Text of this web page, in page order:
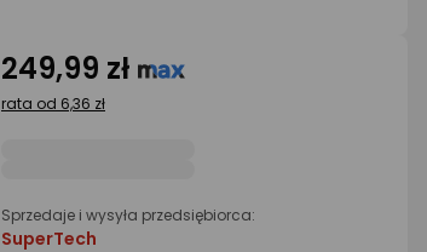
249,99 zł
rata od 6,36 zł
Sprzedaje i wysyła przedsiębiorca:
SuperTech